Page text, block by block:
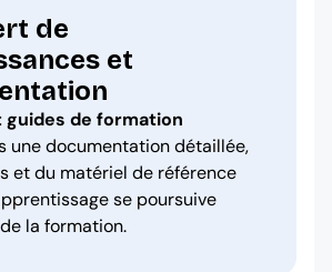
de
et
guides de formation
une documentation détaillée,
et du matériel de référence
se poursuive
la formation.